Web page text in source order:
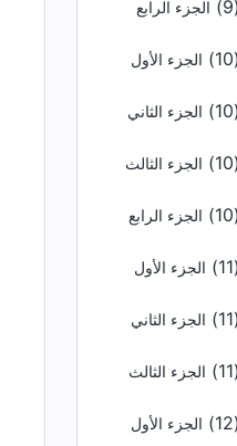
الجزء الرابع
الجزء الأول
الجزء الثاني
الجزء الثالث
الجزء الرابع
الجزء الأول
الجزء الثاني
الجزء الثالث
الجزء الأول